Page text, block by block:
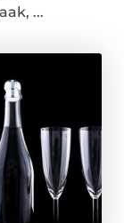
...